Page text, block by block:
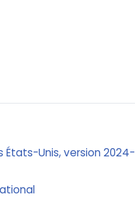
États-Unis, version 2024-